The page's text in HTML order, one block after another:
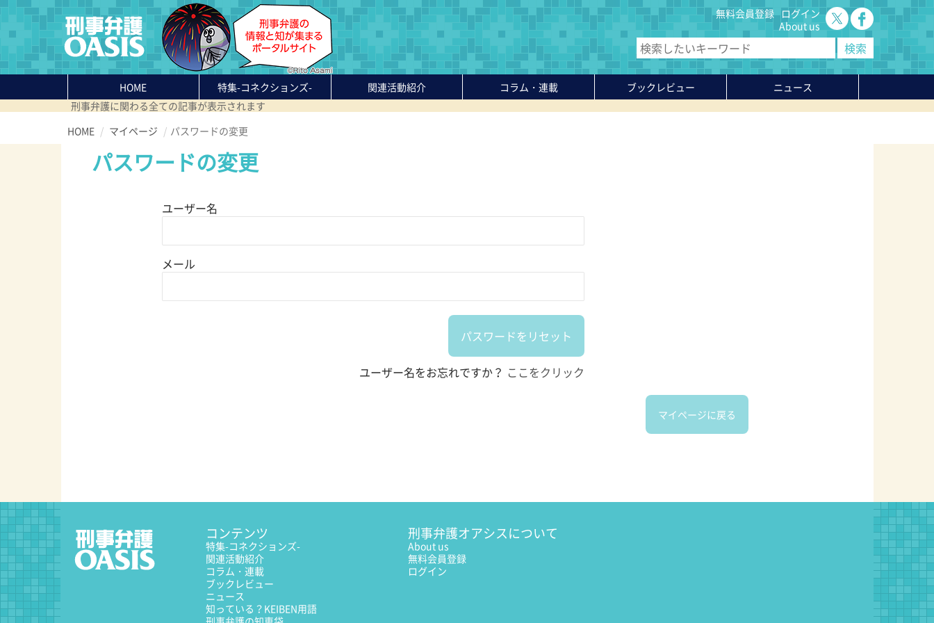
無料会員登録 ログイン
About us
HOME 特集-コネクションズ- 関連活動紹介 コラム・連載 ブックレビュー
ニュース
刑事弁護に関わる全ての記事が表示されます
HOME
マイページ パスワードの変更
パスワードの変更
ユーザー名
メール
ユーザー名をお忘れですか？ ここをクリック
マイページに戻る
コンテンツ
特集-コネクションズ-
関連活動紹介
コラム・連載
ブックレビュー
ニュース
知っている？KEIBEN用語
刑事弁護オアシスについて
About us
無料会員登録
ログイン